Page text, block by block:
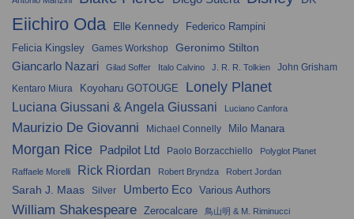
Eiichiro Oda Elle Kennedy Federico Rampini
Felicia Kingsley Games Workshop
Geronimo Stilton
Giancarlo Nazari
Gilad Soffer Italo Calvino J. R. R. Tolkien
John Grisham
Kentaro Miura
Koyoharu GOTOUGE Lonely Planet
Luciana Giussani & Angela Giussani Luciano Canfora
Maurizio De Giovanni Michael Connelly Milo Manara
Morgan Rice Padpilot Ltd Paolo Borzacchiello Polyglot Planet
Raffaele Morelli Rick Riordan Robert Bryndza Robert Jordan
Sarah J. Maas Silver Umberto Eco Various Authors
William Shakespeare Zerocalcare 鳥山明 & M. Riminucci